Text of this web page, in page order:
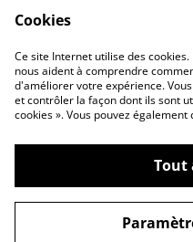
Politique de
confidentialité
©2026L'ENTETEE -
Cookies
Ce site Internet utilise des
nous aident à comprendre
d'améliorer votre expérience.
et contrôler la façon dont ils sont
cookies ». Vous pouvez
Tout